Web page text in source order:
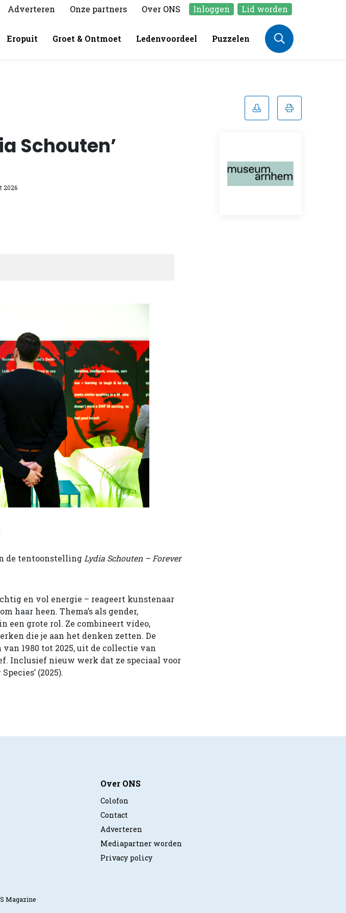
Adverteren Onze partners Over ONS Inloggen Lid worden
Eropuit Groet & Ontmoet Ledenvoordeel Puzzelen
Schouten’
2026
de tentoonstelling Lydia Schouten – Forever
en vol energie – reageert kunstenaar
haar heen. Thema’s als gender,
een grote rol. Ze combineert video,
die je aan het denken zetten. De
1980 tot 2025, uit de collectie van
Inclusief nieuw werk dat ze speciaal voor
(2025).
Over ONS
Colofon
Contact
Adverteren
Mediapartner worden
Privacy policy
Magazine